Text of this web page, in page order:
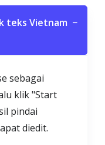
teks Vietnam −
sebagai
klik "Start
pindai
diedit.